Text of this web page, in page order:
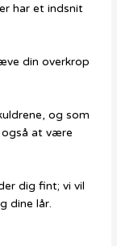
har et indsnit
din overkrop
og som
også at være
dig fint; vi vil
dine lår.